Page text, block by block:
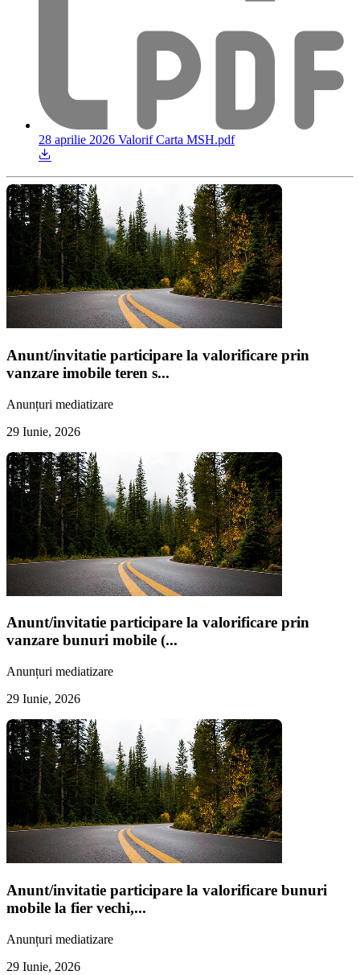
28 aprilie 2026 Valorif Carta MSH.pdf
Anunt/invitatie participare la valorificare prin
vanzare imobile teren s...
Anunțuri mediatizare
29 Iunie, 2026
Anunt/invitatie participare la valorificare prin
vanzare bunuri mobile (...
Anunțuri mediatizare
29 Iunie, 2026
Anunt/invitatie participare la valorificare bunuri
mobile la fier vechi,...
Anunțuri mediatizare
29 Iunie, 2026